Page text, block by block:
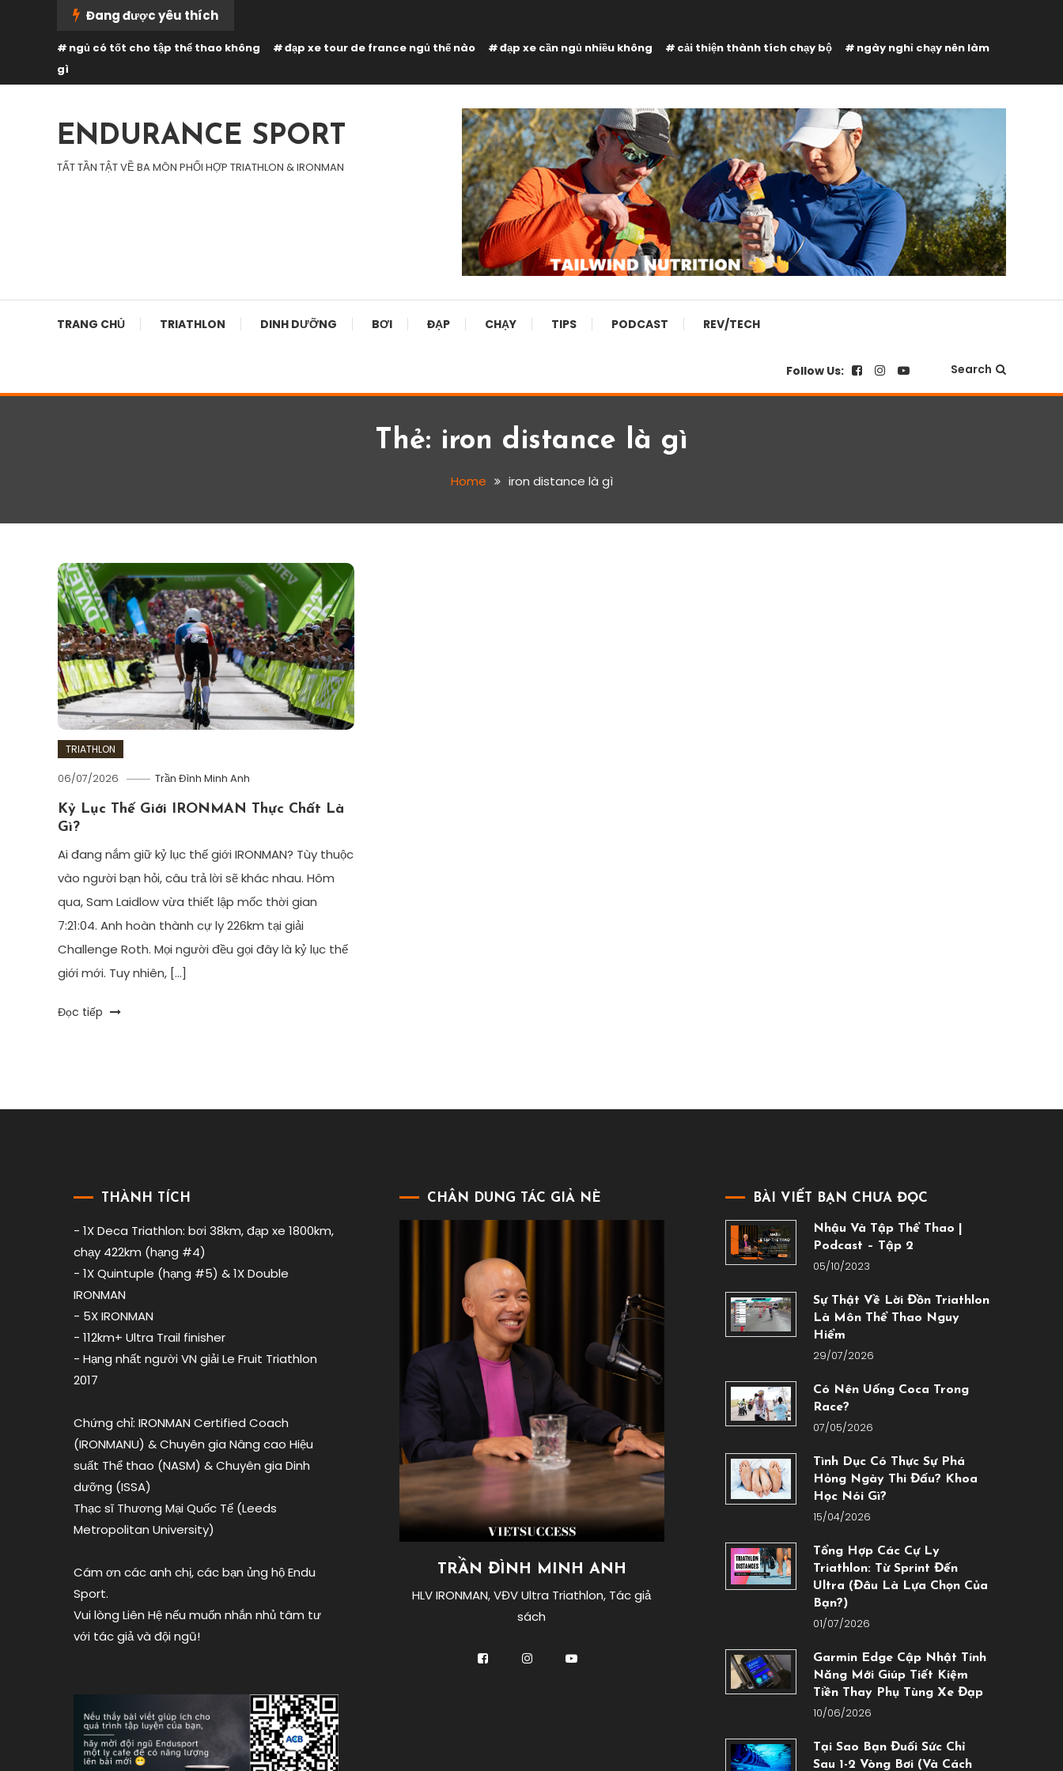
Đang được yêu thích
ngủ có tốt cho tập thể thao không đạp xe tour de france ngủ thế nào đạp xe cần ngủ nhiều không cải thiện thành tích chạy bộ
ngày nghỉ chạy nên làm
gì
ENDURANCE SPORT
TẤT TẦN TẬT VỀ BA MÔN PHỐI HỢP TRIATHLON & IRONMAN
TRANG CHỦ TRIATHLON DINH DƯỠNG BƠI ĐẠP CHẠY TIPS PODCAST REV/TECH
Follow Us: Search
Thẻ: iron distance là gì
Home iron distance là gì
TRIATHLON
06/07/2026 Trần Đình Minh Anh
Kỷ Lục Thế Giới IRONMAN Thực Chất Là
Gì?
Ai đang nắm giữ kỷ lục thế giới IRONMAN? Tùy thuộc
vào người bạn hỏi, câu trả lời sẽ khác nhau. Hôm
qua, Sam Laidlow vừa thiết lập mốc thời gian
7:21:04. Anh hoàn thành cự ly 226km tại giải
Challenge Roth. Mọi người đều gọi đây là kỷ lục thế
giới mới. Tuy nhiên, […]
Tagged
ironman
giới
môn
giới
IRONMAN
,
tích
nhất
ironman,
Trần
Đọc tiếp
THÀNH TÍCH
- 1X Deca Triathlon: bơi 38km, đạp xe 1800km,
chạy 422km (hạng #4)
- 1X Quintuple (hạng #5) & 1X Double
IRONMAN
- 5X IRONMAN
- 112km+ Ultra Trail finisher
- Hạng nhất người VN giải Le Fruit Triathlon
2017
Chứng chỉ: IRONMAN Certified Coach
(IRONMANU) & Chuyên gia Nâng cao Hiệu
suất Thể thao (NASM) & Chuyên gia Dinh
dưỡng (ISSA)
Thạc sĩ Thương Mại Quốc Tế (Leeds
Metropolitan University)
Cám ơn các anh chị, các bạn ủng hộ Endu
Sport.
Vui lòng Liên Hệ nếu muốn nhắn nhủ tâm tư
với tác giả và đội ngũ!
CHÂN DUNG TÁC GIẢ NÈ
TRẦN ĐÌNH MINH ANH
HLV IRONMAN, VĐV Ultra Triathlon, Tác giả
sách
BÀI VIẾT BẠN CHƯA ĐỌC
Nhậu Và Tập Thể Thao |
Podcast – Tập 2
05/10/2023
Sự Thật Về Lời Đồn Triathlon
Là Môn Thể Thao Nguy
Hiểm
29/07/2026
Có Nên Uống Coca Trong
Race?
07/05/2026
Tình Dục Có Thực Sự Phá
Hỏng Ngày Thi Đấu? Khoa
Học Nói Gì?
15/04/2026
Tổng Hợp Các Cự Ly
Triathlon: Từ Sprint Đến
Ultra (Đâu Là Lựa Chọn Của
Bạn?)
01/07/2026
Garmin Edge Cập Nhật Tính
Năng Mới Giúp Tiết Kiệm
Tiền Thay Phụ Tùng Xe Đạp
10/06/2026
Tại Sao Bạn Đuối Sức Chỉ
Sau 1-2 Vòng Bơi (Và Cách